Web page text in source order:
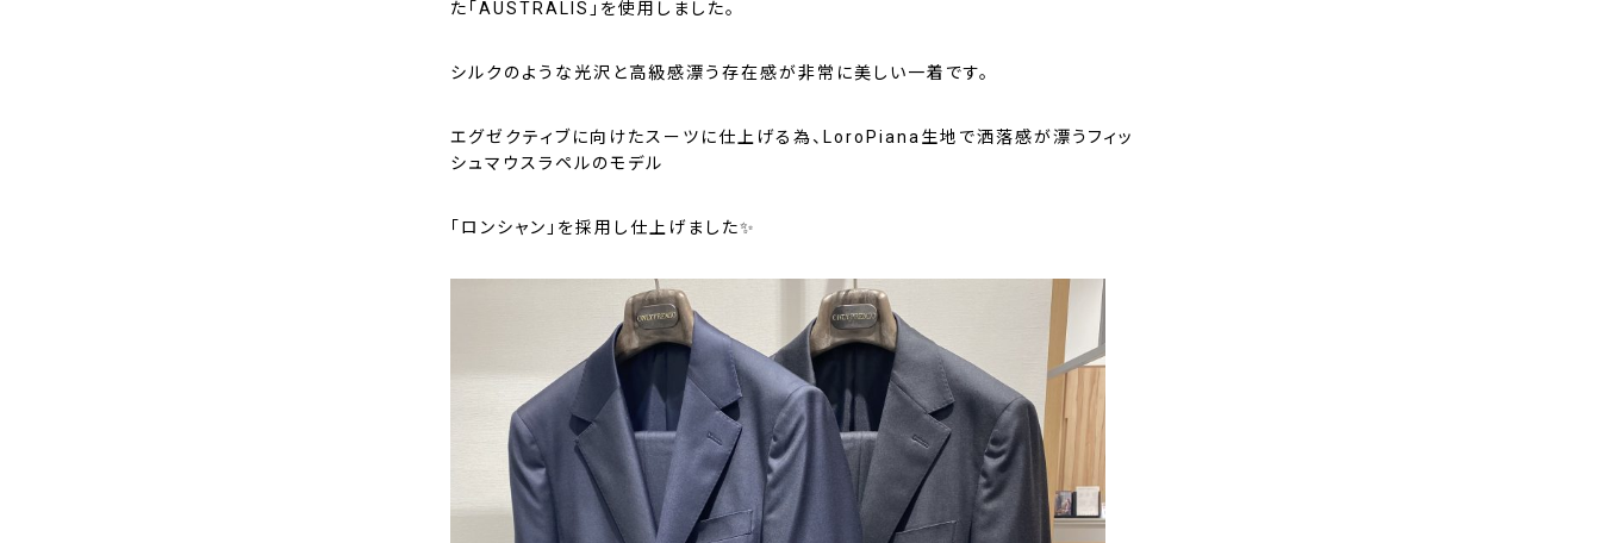
た「AUSTRALIS」を使用しました。
シルクのような光沢と高級感漂う存在感が非常に美しい一着です。
エグゼクティブに向けたスーツに仕上げる為、LoroPiana生地で洒落感が漂うフィッ
シュマウスラペルのモデル
「ロンシャン」を採用し仕上げました✨